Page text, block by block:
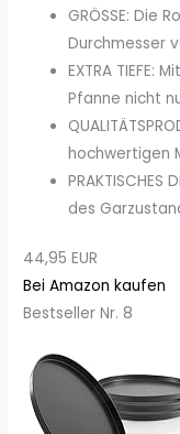
GRÖSSE: Die
Durchmesser
EXTRA TIEFE:
Pfanne nicht
hochwertigen
des
44,95 EUR
Bei Amazon kaufen
Bestseller Nr. 8